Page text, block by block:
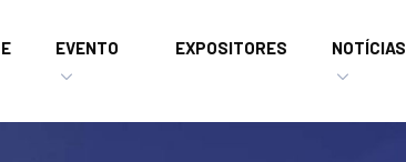
EVENTO EXPOSITORES NOTÍCIAS